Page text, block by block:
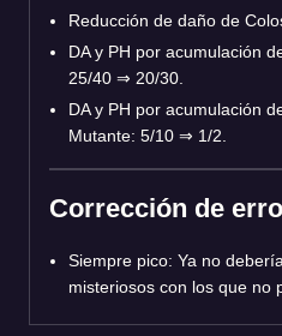
Reducción de daño de
DA y PH por acumulación
25/40 ⇒ 20/30.
DA y PH por acumulación
Mutante: 5/10 ⇒ 1/2.
Corrección de
Siempre pico: Ya no
misteriosos con los que no